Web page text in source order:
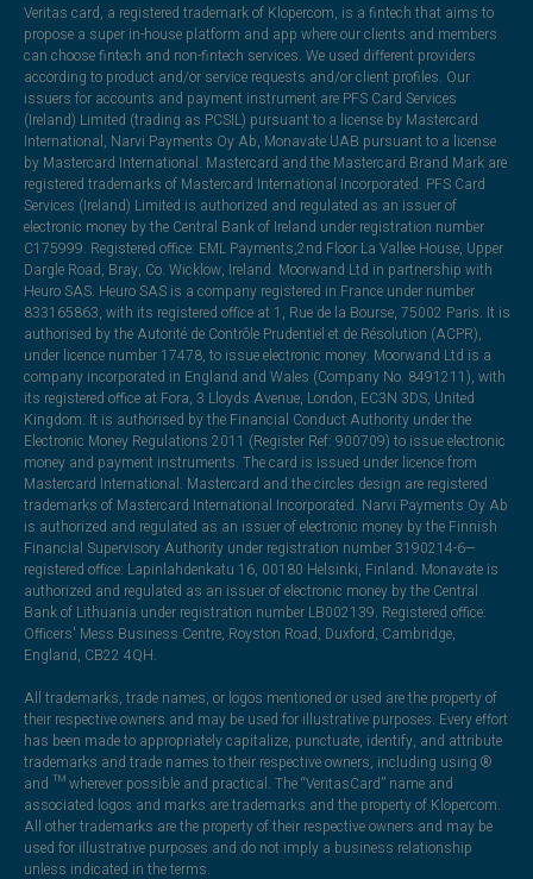
Veritas card, a registered trademark of Klopercom, is a fintech that aims to
propose a super in-house platform and app where our clients and members
can choose fintech and non-fintech services. We used different providers
according to product and/or service requests and/or client profiles. Our
issuers for accounts and payment instrument are PFS Card Services
(Ireland) Limited (trading as PCSIL) pursuant to a license by Mastercard
International, Narvi Payments Oy Ab, Monavate UAB pursuant to a license
by Mastercard International. Mastercard and the Mastercard Brand Mark are
registered trademarks of Mastercard International Incorporated. PFS Card
Services (Ireland) Limited is authorized and regulated as an issuer of
electronic money by the Central Bank of Ireland under registration number
C175999. Registered office: EML Payments,2nd Floor La Vallee House, Upper
Dargle Road, Bray, Co. Wicklow, Ireland. Moorwand Ltd in partnership with
Heuro SAS. Heuro SAS is a company registered in France under number
833165863, with its registered office at 1, Rue de la Bourse, 75002 Paris. It is
authorised by the Autorité de Contrôle Prudentiel et de Résolution (ACPR),
under licence number 17478, to issue electronic money. Moorwand Ltd is a
company incorporated in England and Wales (Company No. 8491211), with
its registered office at Fora, 3 Lloyds Avenue, London, EC3N 3DS, United
Kingdom. It is authorised by the Financial Conduct Authority under the
Electronic Money Regulations 2011 (Register Ref: 900709) to issue electronic
money and payment instruments. The card is issued under licence from
Mastercard International. Mastercard and the circles design are registered
trademarks of Mastercard International Incorporated. Narvi Payments Oy Ab
is authorized and regulated as an issuer of electronic money by the Finnish
Financial Supervisory Authority under registration number 3190214-6—
registered office: Lapinlahdenkatu 16, 00180 Helsinki, Finland. Monavate is
authorized and regulated as an issuer of electronic money by the Central
Bank of Lithuania under registration number LB002139. Registered office:
Officers' Mess Business Centre, Royston Road, Duxford, Cambridge,
England, CB22 4QH.
All trademarks, trade names, or logos mentioned or used are the property of
their respective owners and may be used for illustrative purposes. Every effort
has been made to appropriately capitalize, punctuate, identify, and attribute
trademarks and trade names to their respective owners, including using ®
and ™ wherever possible and practical. The “VeritasCard” name and
associated logos and marks are trademarks and the property of Klopercom.
All other trademarks are the property of their respective owners and may be
used for illustrative purposes and do not imply a business relationship
unless indicated in the terms.